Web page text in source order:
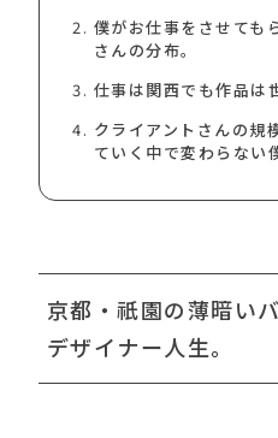
僕がお仕事をさせても
さんの分布。
仕事は関西でも作品は
クライアントさんの規
ていく中で変わらない
京都・祇園の薄暗い
デザイナー人生。